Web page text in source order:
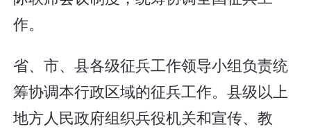
作。
省、市、县各级征兵工作领导小组负责统
筹协调本行政区域的征兵工作。县级以上
地方人民政府组织兵役机关和宣传、教